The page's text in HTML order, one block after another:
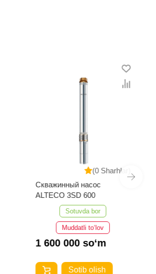
(0 Sharhlar)
Скважинный насос
ALTECO 3SD 600
Sotuvda bor
Muddatli to‘lov
1 600 000 so‘m
Sotib olish